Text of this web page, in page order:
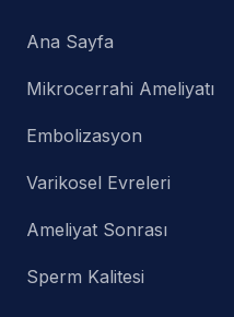
Ana Sayfa
Mikrocerrahi Ameliyatı
Embolizasyon
Varikosel Evreleri
Ameliyat Sonrası
Sperm Kalitesi